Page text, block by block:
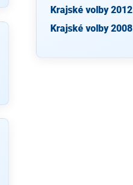
Krajské volby 2012
Krajské volby 2008